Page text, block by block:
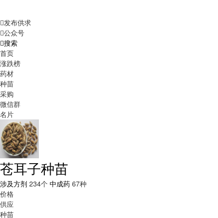
发布供求
公众号
搜索
首页
涨跌榜
药材
种苗
采购
微信群
名片
苍耳子种苗
涉及方剂 234个 中成药 67种
价格
供应
种苗